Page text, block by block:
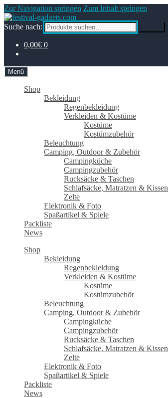
Zur Navigation springen Zum Inhalt springen
Suche nach:
0,00€ 0
Menü
Shop
Bekleidung
Regenbekleidung
Verkleiden & Kostüme
Kostüme
Kostümzubehör
Beleuchtung
Camping, Outdoor & Zubehör
Campingküche
Campingzubehör
Rucksäcke & Taschen
Schlafsäcke, Matratzen & Kissen
Zelte
Elektronik & Foto
Spaßartikel & Spiele
Packliste
News
Shop
Bekleidung
Regenbekleidung
Verkleiden & Kostüme
Kostüme
Kostümzubehör
Beleuchtung
Camping, Outdoor & Zubehör
Campingküche
Campingzubehör
Rucksäcke & Taschen
Schlafsäcke, Matratzen & Kissen
Zelte
Elektronik & Foto
Spaßartikel & Spiele
Packliste
News